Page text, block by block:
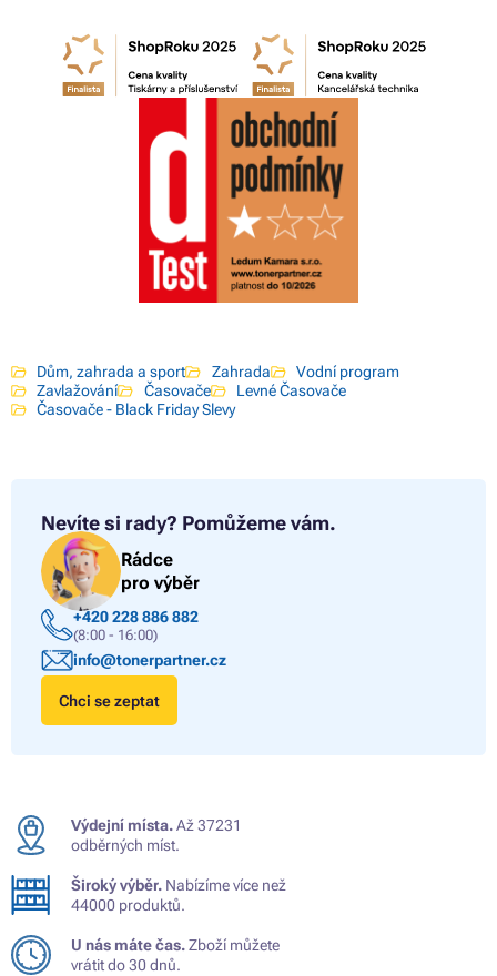
Dům, zahrada a sport Zahrada
Vodní program
Zavlažování
Časovače
Levné Časovače
Časovače - Black Friday Slevy
Nevíte si rady? Pomůžeme vám.
Rádce
pro výběr
+420 228 886 882
(8:00 - 16:00)
info@tonerpartner.cz
Chci se zeptat
Výdejní místa.Až 37231
odběrných míst.
Široký výběr. Nabízíme více než
44000 produktů.
U nás máte čas.Zboží můžete
vrátit do 30 dnů.